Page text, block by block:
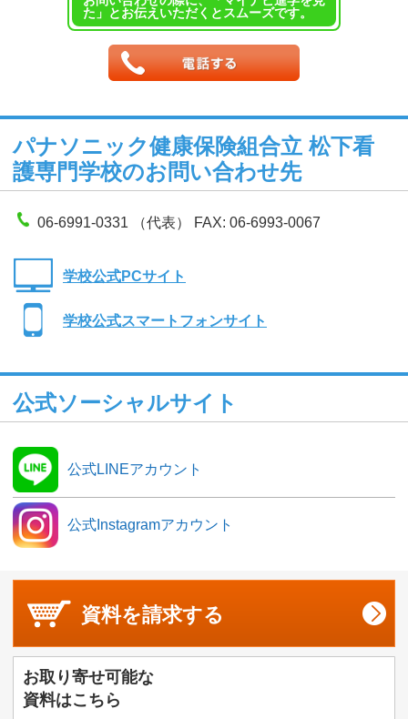
た」とお伝えいただくとスムーズです。
パナソニック健康保険組合立 松下看
護専門学校のお問い合わせ先
06-6991-0331 （代表） FAX: 06-6993-0067
学校公式PCサイト
学校公式スマートフォンサイト
公式ソーシャルサイト
公式LINEアカウント
公式Instagramアカウント
資料を請求する
お取り寄せ可能な
資料はこちら